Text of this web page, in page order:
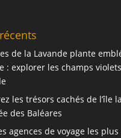
de la Lavande plante
: explorer les champs
les trésors cachés de l’île
des Baléares
agences de voyage les